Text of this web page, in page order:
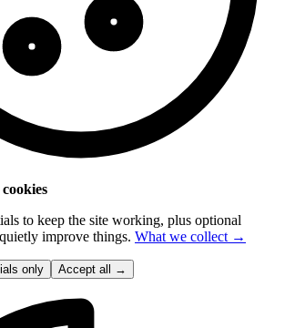
to keep the site working, plus optional
improve things. What we collect →
only Accept all →